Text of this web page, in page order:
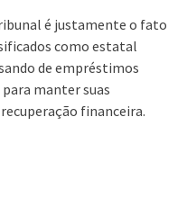
é justamente o fato
como estatal
de empréstimos
manter suas
financeira.